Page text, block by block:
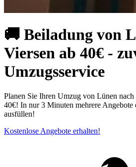
🚚 Beiladung von
Viersen ab 40€ -
Umzugsservice
Planen Sie Ihren Umzug von Lünen
40€! In nur 3 Minuten mehrere Angebote
ausfüllen!
Kostenlose Angebote erhalten!